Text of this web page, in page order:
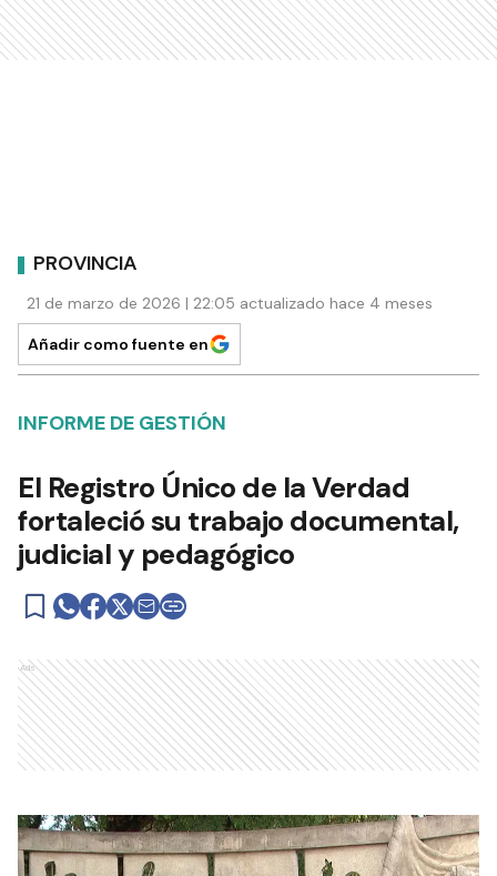
PROVINCIA
21 de marzo de 2026 | 22:05 actualizado hace 4 meses
Añadir como fuente en
INFORME DE GESTIÓN
El Registro Único de la Verdad
fortaleció su trabajo documental,
judicial y pedagógico
Ads